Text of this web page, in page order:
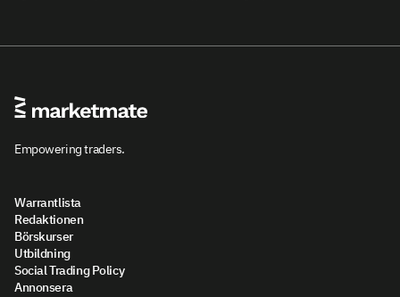
Empowering traders.
Warrantlista
Redaktionen
Börskurser
Utbildning
Social Trading Policy
Annonsera